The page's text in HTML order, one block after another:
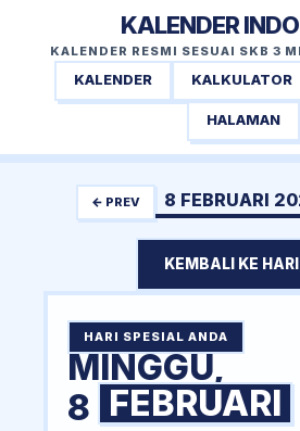
KALENDER
KALENDER RESMI SESUAI SKB 3
KALENDER KALKULATOR
HALAMAN
← PREV 8 FEBRUARI
KEMBALI KE HARI
HARI SPESIAL ANDA
MINGGU,
8 FEBRUARI